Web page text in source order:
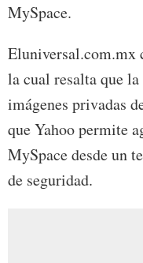
MySpace.
Eluniversal.com.mx
la cual resalta que
imágenes privadas
que Yahoo permite
MySpace desde un
de seguridad.